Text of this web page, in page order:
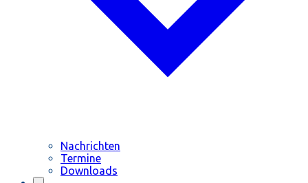
Nachrichten
Termine
Downloads